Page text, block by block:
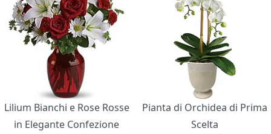
Lilium Bianchi e Rose Rosse
in Elegante Confezione
Pianta di Orchidea di Prima
Scelta